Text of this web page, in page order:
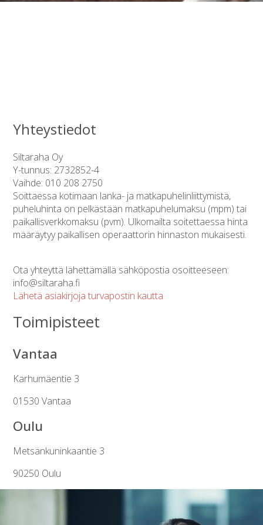
Yhteystiedot
Siltaraha Oy
Y-tunnus: 2732852-4
Vaihde: 010 208 2750
Soittaessa kotimaan lanka- ja matkapuhelinliittymistä,
puheluhinta on pelkästään matkapuhelumaksu (mpm) tai
paikallisverkkomaksu (pvm). Ulkomailta soitettaessa hinta
määräytyy paikallisen operaattorin hinnaston mukaisesti.
Ota yhteyttä lähettämällä sähköpostia osoitteeseen:
info@siltaraha.fi
Lähetä asiakirjoja turvapostin kautta
Toimipisteet
Vantaa
Karhumäentie 3
01530 Vantaa
Oulu
Metsänkuninkaantie 3
90250 Oulu